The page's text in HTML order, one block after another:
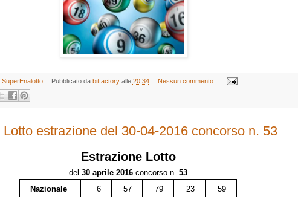
SuperEnalotto Pubblicato da bitfactory alle 20:34 Nessun commento:
Lotto estrazione del 30-04-2016 concorso n. 53
Estrazione Lotto
del 30 aprile 2016 concorso n. 53
Nazionale
6 57 79 23 59